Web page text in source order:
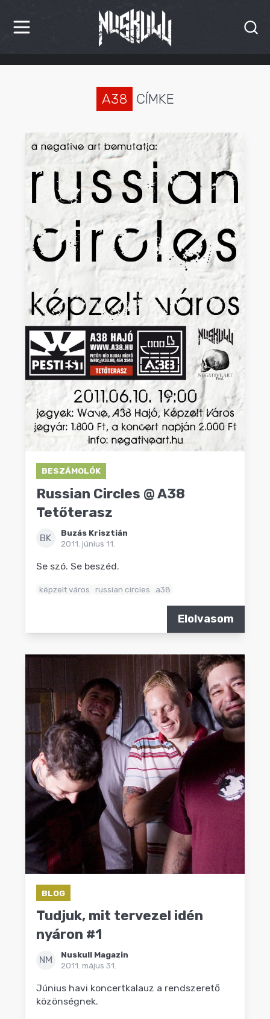
HÍREK
INTERJÚK
PREMIEREK
KULT
MÁSVILÁG
BLOG
A38 CÍMKE
BESZÁMOLÓK
Russian Circles @ A38
Tetőterasz
BK
Buzás Krisztián
2011. június 11.
Se szó. Se beszéd.
képzelt város russian circles a38
Elolvasom
BLOG
Tudjuk, mit tervezel idén
nyáron #1
NM
Nuskull Magazin
2011. május 31.
Június havi koncertkalauz a rendszerető
közönségnek.